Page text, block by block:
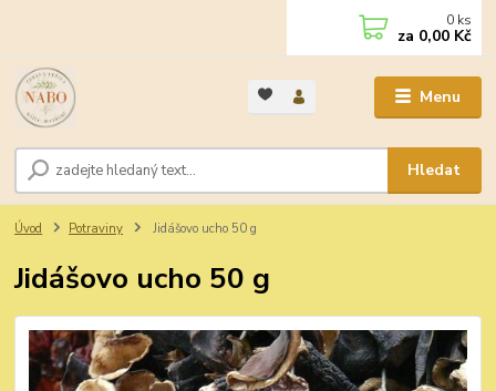
Menu
Hledat
0 ks
za 0,00 Kč
Úvod Potraviny Jidášovo ucho 50 g
Jidášovo ucho 50 g